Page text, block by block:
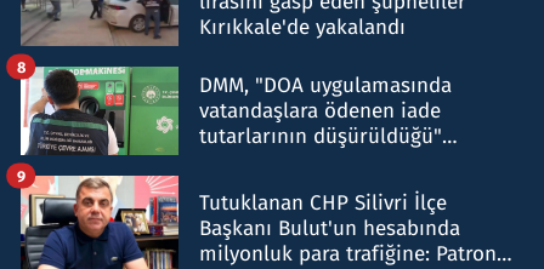
Kırıkkale'de yakalandı
DMM, "DOA uygulamasında
vatandaşlara ödenen iade
tutarlarının düşürüldüğü"
8
Tutuklanan CHP Silivri İlçe
Başkanı Bulut'un hesabında
milyonluk para trafiğine: Patron
9